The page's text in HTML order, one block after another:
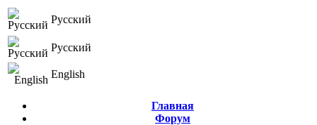
Русский
Русский
English
Главная
Форум